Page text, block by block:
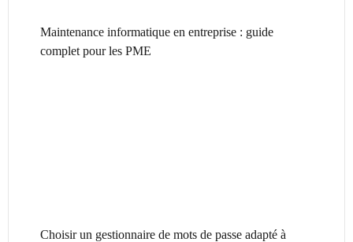
Maintenance informatique en entreprise : guide
complet pour les PME
Choisir un gestionnaire de mots de passe adapté à